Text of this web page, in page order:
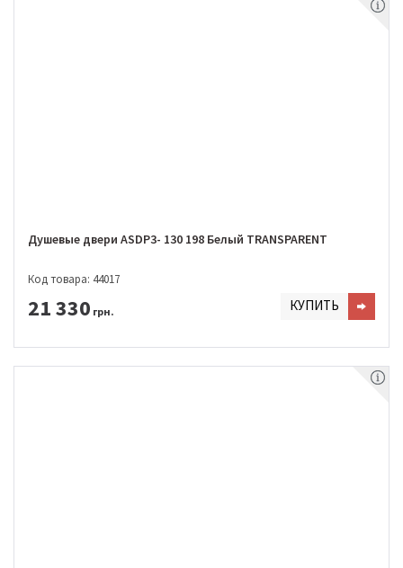
Душевые двери ASDP3- 130 198 Белый TRANSPARENT
Код товара: 44017
21 330 грн. КУПИТЬ